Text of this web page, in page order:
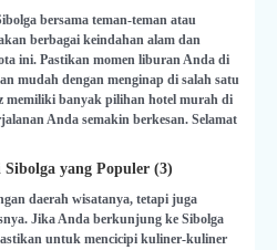
bersama teman-teman atau
berbagai keindahan alam dan
ini. Pastikan momen liburan Anda di
mudah dengan menginap di salah satu
memiliki banyak pilihan hotel murah di
Anda semakin berkesan. Selamat
yang Populer (3)
daerah wisatanya, tetapi juga
Jika Anda berkunjung ke Sibolga
untuk mencicipi kuliner-kuliner